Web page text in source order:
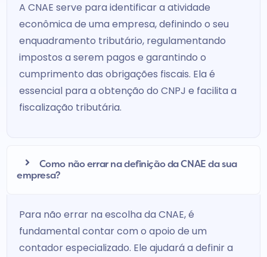
A CNAE serve para identificar a atividade
econômica de uma empresa, definindo o seu
enquadramento tributário, regulamentando
impostos a serem pagos e garantindo o
cumprimento das obrigações fiscais. Ela é
essencial para a obtenção do CNPJ e facilita a
fiscalização tributária.
Como não errar na definição da CNAE da sua
empresa?
Para não errar na escolha da CNAE, é
fundamental contar com o apoio de um
contador especializado. Ele ajudará a definir a